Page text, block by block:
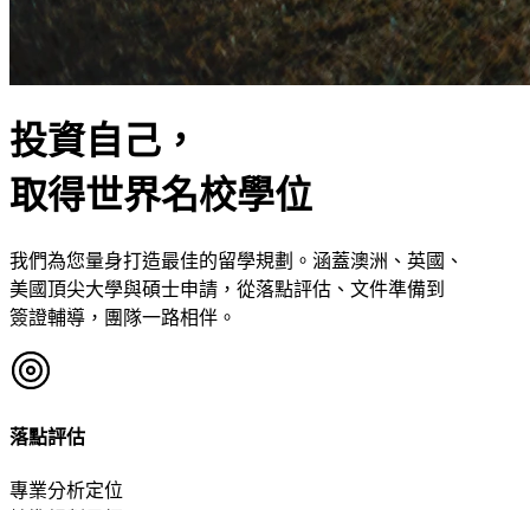
投資自己，
取得世界名校學位
我們為您量身打造最佳的留學規劃。涵蓋澳洲、英國、
美國頂尖大學與碩士申請，從落點評估、文件準備到
簽證輔導，團隊一路相伴。
落點評估
專業分析定位